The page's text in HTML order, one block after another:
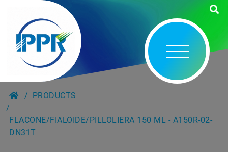
PRODUCTS
FLACONE/FIALOIDE/PILLOLIERA 150 ML - A150R-02-
DN31T